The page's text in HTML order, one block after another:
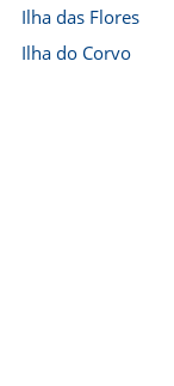
Ilha das Flores
Ilha do Corvo